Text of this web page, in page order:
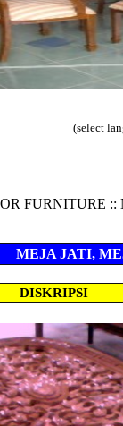
(select
FURNITURE
MEJA JATI,
DISKRIPSI